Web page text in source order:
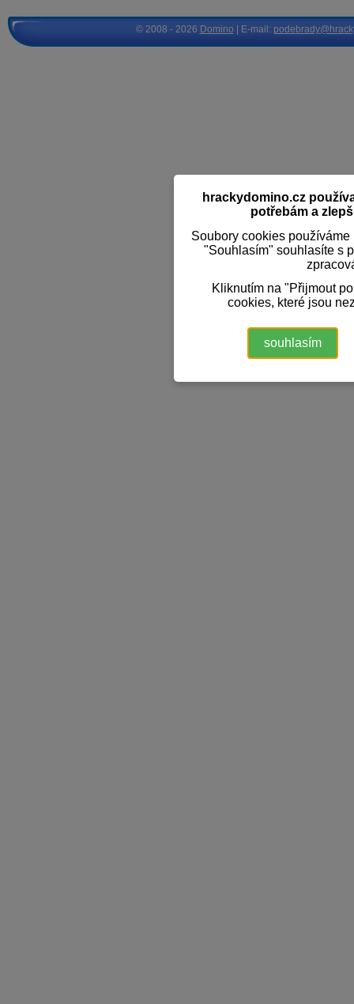
hrackydomino.cz
potřebám a
Soubory cookies
"Souhlasím" souhlasíte s
Kliknutím na "Přijmout
cookies, které jsou
souhlasím
© 2008 - 2026 Domino | E-mail: